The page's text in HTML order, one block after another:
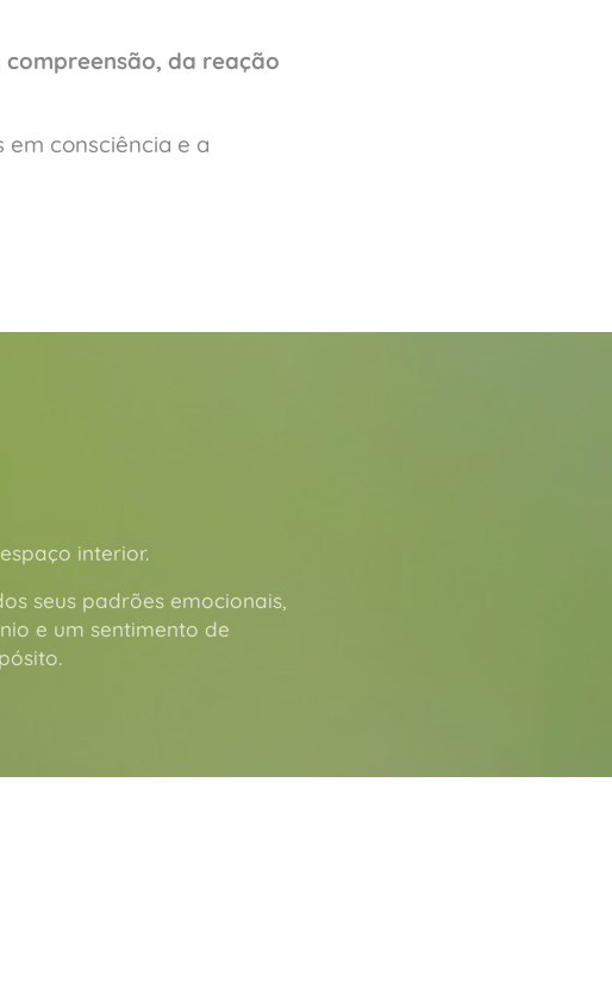
da reação
consciência e a
interior.
seus padrões emocionais,
e um sentimento de